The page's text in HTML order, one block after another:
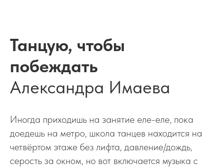
Танцую, чтобы
побеждать
Александра Имаева
Иногда приходишь на занятие еле-еле, пока
доедешь на метро, школа танцев находится на
четвёртом этаже без лифта, давление/дождь,
серость за окном, но вот включается музыка с